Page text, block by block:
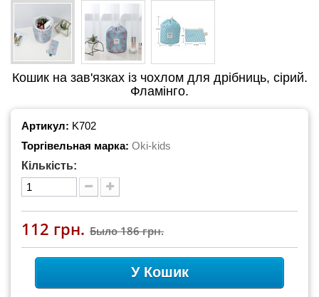
Кошик на зав'язках із чохлом для дрібниць, сірий.
Фламінго.
Артикул: K702
Торгівельная марка: Oki-kids
Кількість:
112 грн. Было186 грн.
У Кошик